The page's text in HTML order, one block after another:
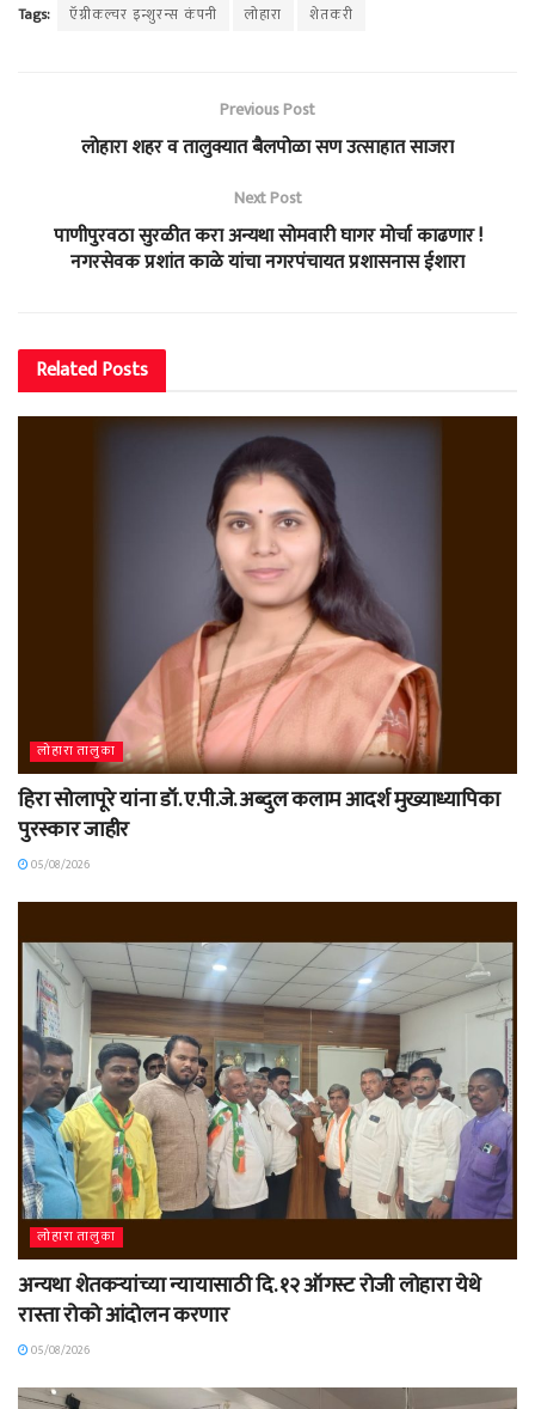
Tags: ऍग्रीकल्चर इन्शुरन्स कंपनी लोहारा शेतकरी
Previous Post
लोहारा शहर व तालुक्यात बैलपोळा सण उत्साहात साजरा
Next Post
पाणीपुरवठा सुरळीत करा अन्यथा सोमवारी घागर मोर्चा काढणार !
नगरसेवक प्रशांत काळे यांचा नगरपंचायत प्रशासनास ईशारा
RelatedPosts
लोहारा तालुका
हिरा सोलापूरे यांना डॉ. ए.पी.जे. अब्दुल कलाम आदर्श मुख्याध्यापिका
पुरस्कार जाहीर
05/08/2026
लोहारा तालुका
अन्यथा शेतकऱ्यांच्या न्यायासाठी दि. १२ ऑगस्ट रोजी लोहारा येथे
रास्ता रोको आंदोलन करणार
05/08/2026